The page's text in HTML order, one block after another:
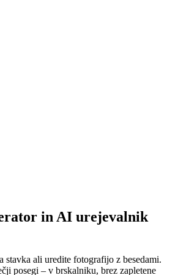
in AI urejevalnik
stavka ali uredite fotografijo z besedami.
posegi – v brskalniku, brez zapletene